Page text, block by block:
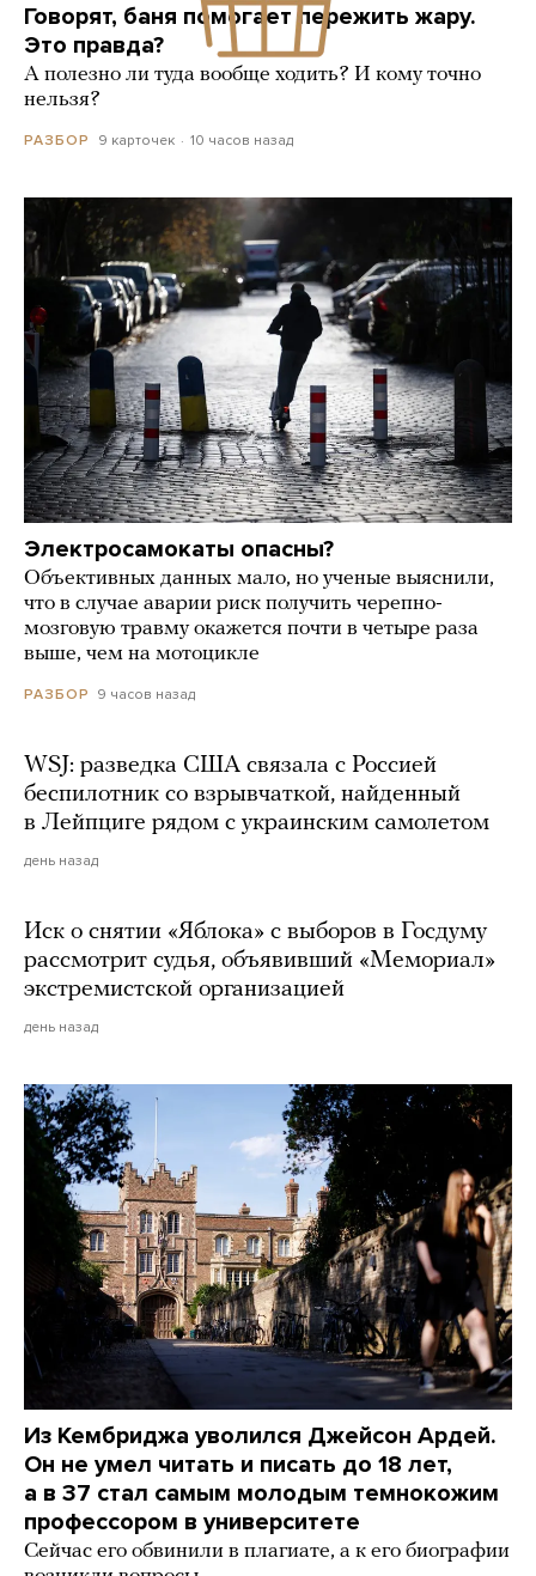
Говорят, баня помогает пережить жару.
Это правда?
А полезно ли туда вообще ходить? И кому точно
нельзя?
РАЗБОР 9 карточек 10 часов назад
Электросамокаты опасны?
Объективных данных мало, но ученые выяснили,
что в случае аварии риск получить черепно-
мозговую травму окажется почти в четыре раза
выше, чем на мотоцикле
РАЗБОР 9 часов назад
WSJ: разведка США связала с Россией
беспилотник со взрывчаткой, найденный
в Лейпциге рядом с украинским самолетом
день назад
Иск о снятии «Яблока» с выборов в Госдуму
рассмотрит судья, объявивший «Мемориал»
экстремистской организацией
день назад
Из Кембриджа уволился Джейсон Ардей.
Он не умел читать и писать до 18 лет,
а в 37 стал самым молодым темнокожим
профессором в университете
Сейчас его обвинили в плагиате, а к его биографии